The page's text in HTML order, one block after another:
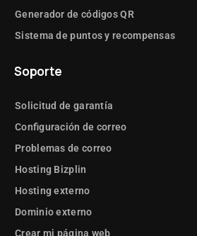
Generador de códigos QR
Sistema de puntos y recompensas
Soporte
Solicitud de garantía
Configuración de correo
Problemas de correo
Hosting Bizplin
Hosting externo
Dominio externo
Crear mi página web